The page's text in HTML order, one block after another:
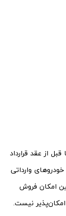
از عقد قرارداد
وارداتی
امکان فروش
نیست.